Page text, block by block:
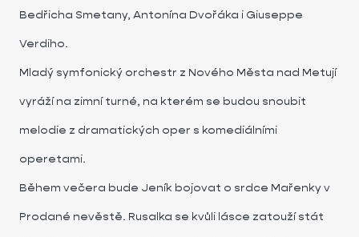
Bedřicha Smetany, Antonína Dvořáka i Giuseppe
Verdiho.
Mladý symfonický orchestr z Nového Města nad Metují
vyráží na zimní turné, na kterém se budou snoubit
melodie z dramatických oper s komediálními
operetami.
Během večera bude Jeník bojovat o srdce Mařenky v
Prodané nevěstě. Rusalka se kvůli lásce zatouží stát